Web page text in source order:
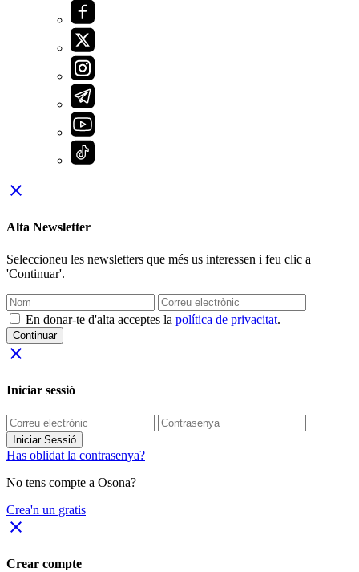
close
Alta Newsletter
Seleccioneu les newsletters que més us interessen i feu clic a
'Continuar'.
En donar-te d'alta acceptes la política de privacitat.
Continuar
close
Iniciar sessió
Iniciar Sessió
Has oblidat la contrasenya?
No tens compte a Osona?
Crea'n un gratis
close
Crear compte